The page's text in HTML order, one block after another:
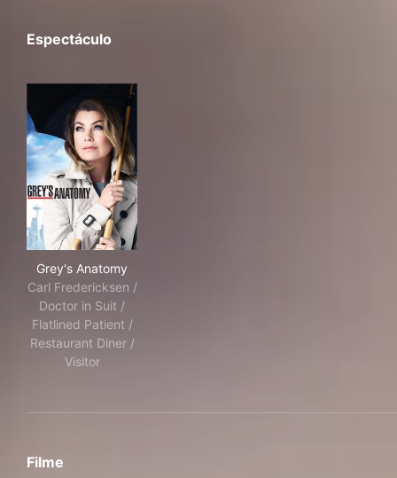
Espectáculo
Grey's Anatomy
Carl Fredericksen /
Doctor in Suit /
Flatlined Patient /
Restaurant Diner /
Visitor
Filme